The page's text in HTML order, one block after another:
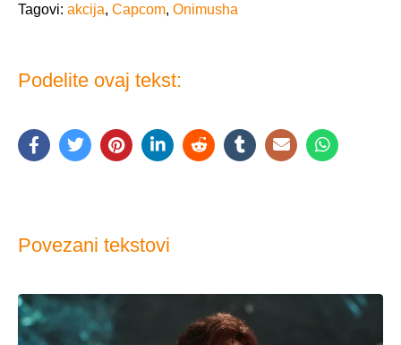
Tagovi: akcija, Capcom, Onimusha
Podelite ovaj tekst:
Povezani tekstovi